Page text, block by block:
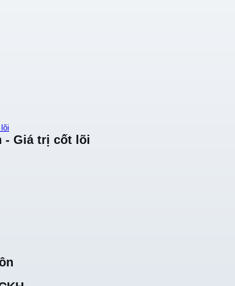
- Giá trị cốt lõi